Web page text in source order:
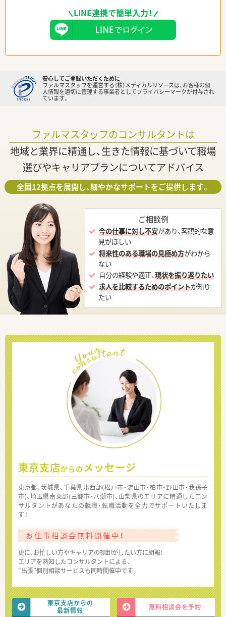
LINE連携で簡単入力！
安心してご登録いただくために
ファルマスタッフを運営する（株）メディカルリソースは、お客様の個
人情報を適切に管理する事業者としてプライバシーマークが付与され
ています。
ファルマスタッフのコンサルタントは
地域と業界に精通し、生きた情報に基づいて職場
選びやキャリアプランについてアドバイス
全国12拠点を展開し、細やかなサポートをご提供します。
ご相談例
今の仕事に対し不安があり、客観的な意
見がほしい
将来性のある職場の見極め方がわから
ない
自分の経験や適正、現状を振り返りたい
求人を比較するためのポイントが知り
たい
東京支店からの メッセージ
東京都、茨城県、千葉県北西部(松戸市・流山市・柏市・野田市・我孫子
市)、埼玉県南東部(三郷市・八潮市)、山梨県のエリアに精通したコン
サルタントがあなたの就職・転職活動を全力でサポートいたしま
す！
お仕事相談会無料開催中！
更に、お忙しい方やキャリアの棚卸がしたい方に朗報!
エリアを熟知したコンサルタントによる、
“出張”個別相談サービスも同時開催中です。
東京支店からの
最新情報
無料相談会を予約